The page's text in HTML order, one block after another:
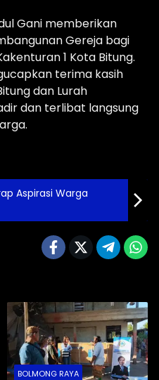
Gani memberikan
Gereja bagi
1 Kota Bitung.
terima kasih
dan Lurah
dan terlibat langsung
Aspirasi Warga
BOLMONG RAYA